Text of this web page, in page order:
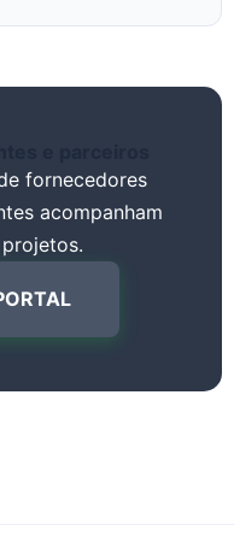
fornecedores
acompanham